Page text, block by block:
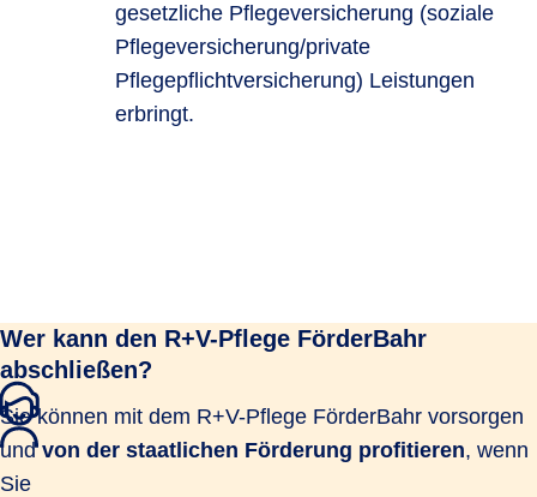
gesetzliche Pflegeversicherung (soziale
Pflegeversicherung/private
Pflegepflichtversicherung) Leistungen
erbringt.
Wer kann den R+V-Pflege FörderBahr
abschließen?
Sie können mit dem R+V-Pflege FörderBahr vorsorgen
undvon der staatlichen Förderung profitieren, wenn
Sie